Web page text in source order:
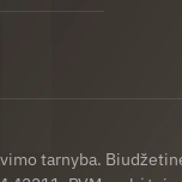
tarnyba.